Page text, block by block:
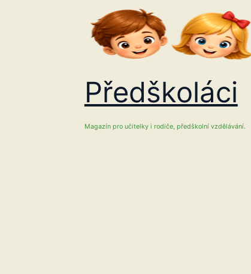
Předškoláci
Magazín pro učitelky i rodiče, předškolní vzdělávání.